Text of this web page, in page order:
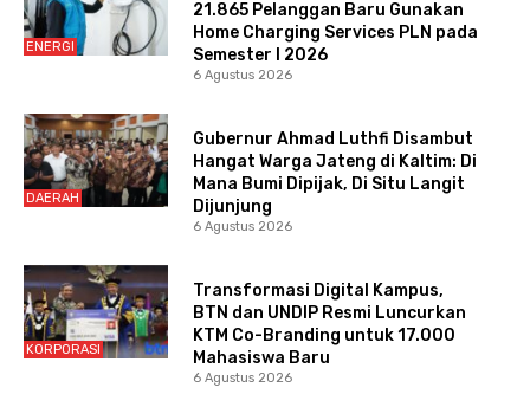
ENERGI
21.865 Pelanggan Baru Gunakan
Home Charging Services PLN pada
Semester I 2026
6 Agustus 2026
DAERAH
Gubernur Ahmad Luthfi Disambut
Hangat Warga Jateng di Kaltim: Di
Mana Bumi Dipijak, Di Situ Langit
Dijunjung
6 Agustus 2026
KORPORASI
Transformasi Digital Kampus,
BTN dan UNDIP Resmi Luncurkan
KTM Co-Branding untuk 17.000
Mahasiswa Baru
6 Agustus 2026